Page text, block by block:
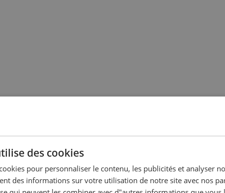
des cookies
pour personnaliser le contenu, les publicités et analyser
des informations sur votre utilisation de notre site avec nos